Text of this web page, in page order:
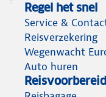
Regel het snel
Service &
Reisverzekering
Wegenwacht
Auto huren